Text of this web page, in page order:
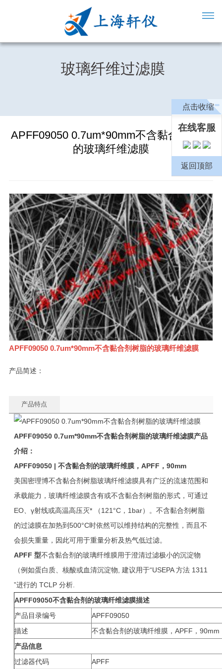
玻璃纤维过滤膜
APFF09050 0.7um*90mm不含黏合剂树脂
的玻璃纤维滤膜
APFF09050 0.7um*90mm不含黏合剂树脂的玻璃纤维滤膜
产品简述：
产品特点
APFF09050 0.7um*90mm不含黏合剂树脂的玻璃纤维滤膜产品
介绍：
APFF09050 | 不含黏合剂的玻璃纤维膜，APFF，90mm
美国密理博不含黏合剂树脂玻璃纤维滤膜具有广泛的流速范围和
承载能力，玻璃纤维滤膜含有或不含黏合剂树脂的形式，可通过
EO、γ射线或高温高压灭* （121°C，1bar）。不含黏合剂树脂
的过滤膜在加热到500°C时依然可以维持结构的完整性，而且不
会损失重量，因此可用于重量分析及热气低过滤。
APFF 型不含黏合剂的玻璃纤维膜用于澄清过滤极小的沉淀物
（例如蛋白质、核酸或血清沉淀物, 建议用于“USEPA 方法 1311
”进行的 TCLP 分析.
APFF09050不含黏合剂的玻璃纤维滤膜描述
产品目录编号
APFF09050
描述
不含黏合剂的玻璃纤维膜，APFF，90mm
产品信息
过滤器代码
APFF
点击收缩
在线客服
返回顶部